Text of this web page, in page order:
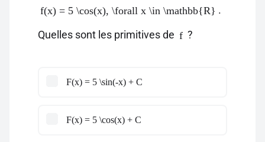
f(x) = 5 \cos(x), \forall x \in \mathbb{R} .
Quelles sont les primitives de f ?
F(x) = 5 \sin(-x) + C
F(x) = 5 \cos(x) + C